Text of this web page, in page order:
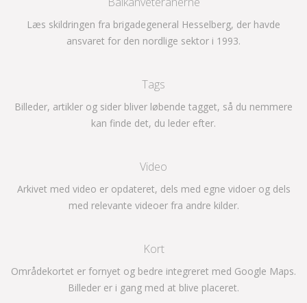
Læs skildringen fra brigadegeneral Hesselberg, der havde
ansvaret for den nordlige sektor i 1993.
Tags
Billeder, artikler og sider bliver løbende tagget, så du nemmere
kan finde det, du leder efter.
Video
Arkivet med video er opdateret, dels med egne vidoer og dels
med relevante videoer fra andre kilder.
Kort
Områdekortet er fornyet og bedre integreret med Google Maps.
Billeder er i gang med at blive placeret.